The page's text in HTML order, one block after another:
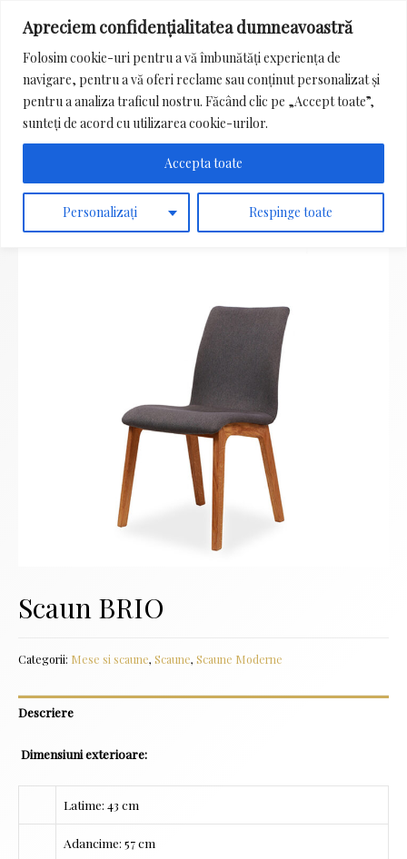
Apreciem confidențialitatea dumneavoastră
Folosim cookie-uri pentru a vă îmbunătăți experiența de
navigare, pentru a vă oferi reclame sau conținut personalizat și
pentru a analiza traficul nostru. Făcând clic pe „Accept toate”,
sunteți de acord cu utilizarea cookie-urilor.
Personalizați Respinge toate
Accepta toate
Menu
Search
for:
Scaun BRIO
Categorii: Mese si scaune, Scaune, Scaune Moderne
Descriere
Dimensiuni exterioare:
Latime: 43 cm
Adancime: 57 cm